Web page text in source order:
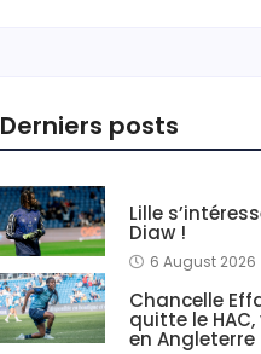
Derniers posts
Lille
Diaw !
6 August 2026
Chancelle
quitte le
en Angleterre